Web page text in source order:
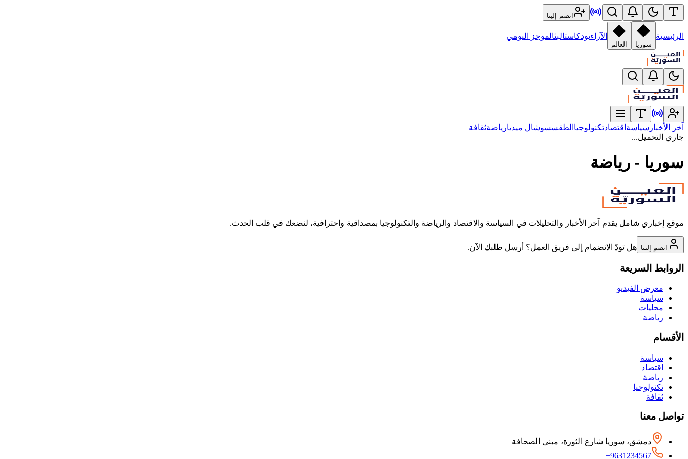
انضم إلينا
الرئيسية
سوريا العالم
الآراءبودكاستالبثالموجز اليومي
آخر الأخبار سياسة اقتصادتكنولوجيا الطقسسوشال ميديارياضةثقافة
جاري التحميل...
سوريا - رياضة
موقع إخباري شامل يقدم آخر الأخبار والتحليلات في السياسة والاقتصاد والرياضة والتكنولوجيا بمصداقية واحترافية، لنضعك في قلب الحدث.
انضم إلينا هل تودّ الانضمام إلى فريق العمل؟ أرسل طلبك الآن.
الروابط السريعة
معرض الفيديو
سياسة
محليات
رياضة
الأقسام
سياسة
اقتصاد
رياضة
تكنولوجيا
ثقافة
تواصل معنا
دمشق، سوريا شارع الثورة، مبنى الصحافة
+9631234567